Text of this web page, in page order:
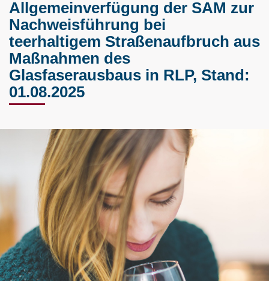
Allgemeinverfügung der SAM zur
Nachweisführung bei
teerhaltigem Straßenaufbruch aus
Maßnahmen des
Glasfaserausbaus in RLP, Stand:
01.08.2025